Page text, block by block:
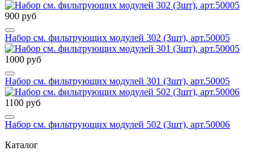
900 руб
Набор см. фильтрующих модулей 302 (3шт), арт.50005
1000 руб
Набор см. фильтрующих модулей 301 (3шт), арт.50005
1100 руб
Набор см. фильтрующих модулей 502 (3шт), арт.50006
Каталог